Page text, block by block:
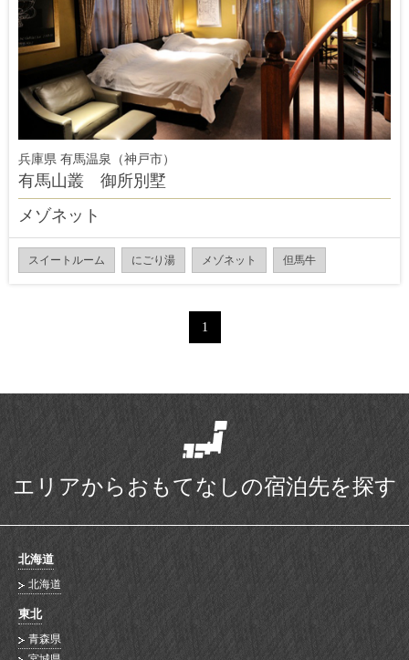
兵庫県 有馬温泉（神戸市）
有馬山叢 御所別墅
メゾネット
スイートルーム にごり湯 メゾネット 但馬牛
1
エリアからおもてなしの宿泊先を探す
北海道
北海道
東北
青森県